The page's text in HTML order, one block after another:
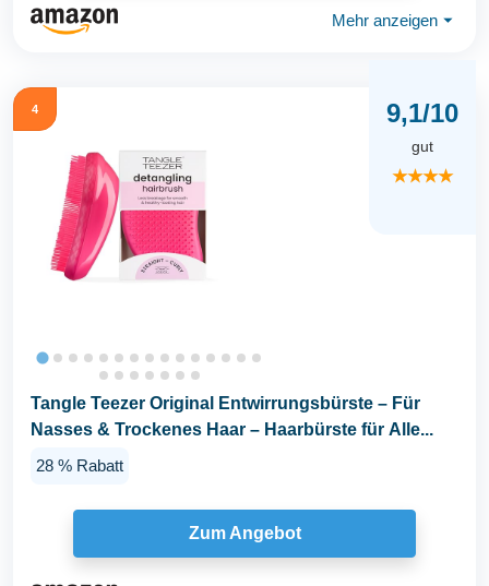
Mehr anzeigen ⏷
4 9,1/10
gut
★★★★
Tangle Teezer Original Entwirrungsbürste – Für
Nasses & Trockenes Haar – Haarbürste für Alle...
28 % Rabatt
Zum Angebot